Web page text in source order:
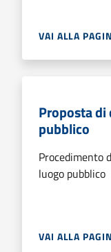
VAI ALLA
Proposta
pubblico
Procedimento
luogo pubblico
VAI ALLA